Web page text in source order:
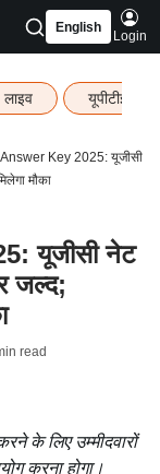
English
Login
यूपीटीईटी
Key 2025: यूजीसी
मौका
यूजीसी नेट
जल्द;
read
के लिए उम्मीदवारों
करना होगा।